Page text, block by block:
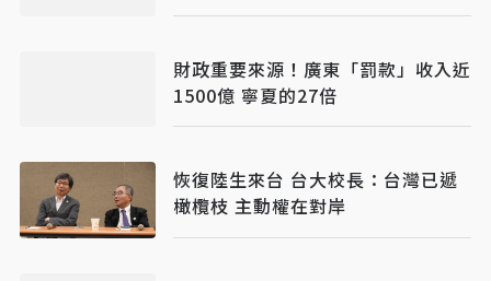
財政重要來源！廣東「罰款」收入近
1500億 寧夏的27倍
恢復陸生來台 台大校長：台灣已遞
橄欖枝 主動權在對岸